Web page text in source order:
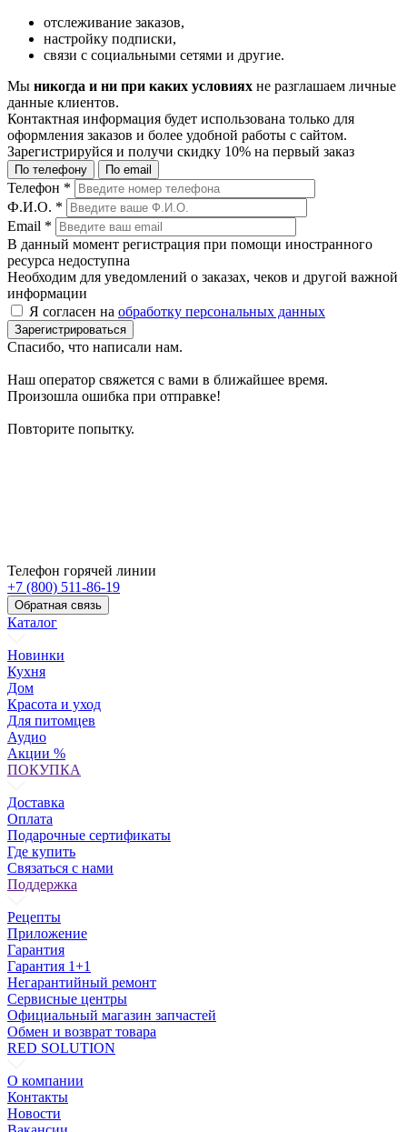
отслеживание заказов,
настройку подписки,
связи с социальными сетями и другие.
Мы никогда и ни при каких условиях не разглашаем личные
данные клиентов.
Контактная информация будет использована только для
оформления заказов и более удобной работы с сайтом.
Зарегистрируйся и получи скидку 10% на первый заказ
По телефону По email
Телефон *
Ф.И.О. *
Email *
В данный момент регистрация при помощи иностранного
ресурса недоступна
Необходим для уведомлений о заказах, чеков и другой важной
информации
Я согласен на обработку персональных данных
Зарегистрироваться
Спасибо, что написали нам.
Наш оператор свяжется с вами в ближайшее время.
Произошла ошибка при отправке!
Повторите попытку.
Телефон горячей линии
+7 (800) 511-86-19
Обратная связь
Каталог
Новинки
Кухня
Дом
Красота и уход
Для питомцев
Аудио
Акции %
ПОКУПКА
Доставка
Оплата
Подарочные сертификаты
Где купить
Связаться с нами
Поддержка
Рецепты
Приложение
Гарантия
Гарантия 1+1
Негарантийный ремонт
Сервисные центры
Официальный магазин запчастей
Обмен и возврат товара
RED SOLUTION
О компании
Контакты
Новости